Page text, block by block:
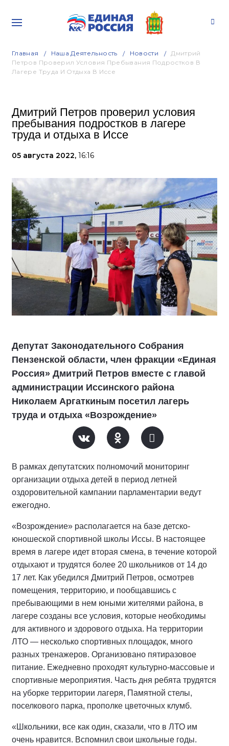
Главная Наша Деятельность Новости
Дмитрий
Петров Проверил Условия Пребывания Подростков В
Лагере Труда И Отдыха В Иссе
Дмитрий Петров проверил условия
пребывания подростков в лагере
труда и отдыха в Иссе
05 августа 2022, 16:16
Депутат Законодательного Собрания
Пензенской области, член фракции «Единая
Россия» Дмитрий Петров вместе с главой
администрации Иссинского района
Николаем Аргаткиным посетил лагерь
труда и отдыха «Возрождение»
В рамках депутатских полномочий мониторинг
организации отдыха детей в период летней
оздоровительной кампании парламентарии ведут
ежегодно.
«Возрождение» располагается на базе детско-
юношеской спортивной школы Иссы. В настоящее
время в лагере идет вторая смена, в течение которой
отдыхают и трудятся более 20 школьников от 14 до
17 лет. Как убедился Дмитрий Петров, осмотрев
помещения, территорию, и пообщавшись с
пребывающими в нем юными жителями района, в
лагере созданы все условия, которые необходимы
для активного и здорового отдыха. На территории
ЛТО — несколько спортивных площадок, много
разных тренажеров. Организовано пятиразовое
питание. Ежедневно проходят культурно-массовые и
спортивные мероприятия. Часть дня ребята трудятся
на уборке территории лагеря, Памятной стелы,
поселкового парка, прополке цветочных клумб.
«Школьники, все как один, сказали, что в ЛТО им
очень нравится. Вспомнил свои школьные годы.